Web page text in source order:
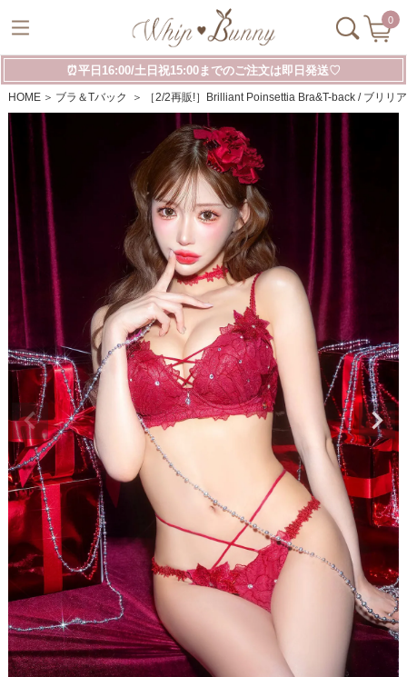
0
⏰平日16:00/土日祝15:00までのご注文は即日発送♡
HOME ブラ＆Tバック ［2/2再販!］Brilliant Poinsettia Bra&T-back / ブリリ